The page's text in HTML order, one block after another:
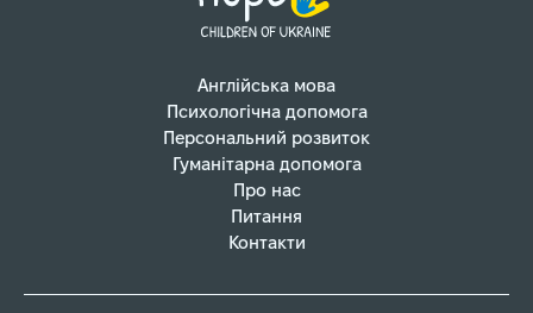
Англійська мова
Психологічна допомога
Персональний розвиток
Гуманітарна допомога
Про нас
Питання
Контакти